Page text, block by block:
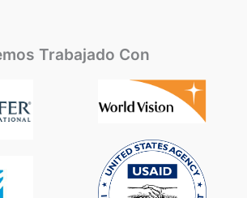
Trabajado Con